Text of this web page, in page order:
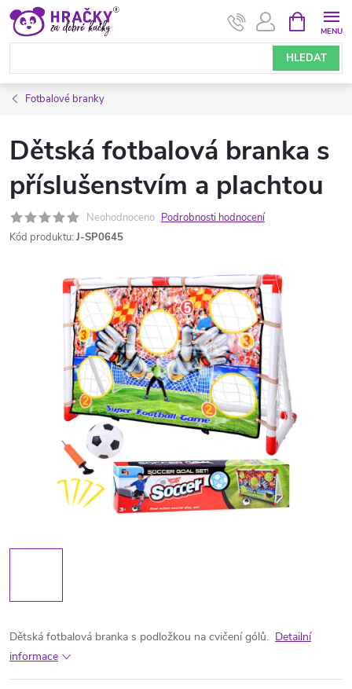
Přejít
obsah
HLEDAT
NÁKUPNÍ
KOŠÍK
Fotbalové branky
Dětská fotbalová branka s
příslušenstvím a plachtou
Neohodnoceno Podrobnosti hodnocení
Kód produktu: J-SP0645
Dětská fotbalová branka s podložkou na cvičení gólů. Detailní
informace